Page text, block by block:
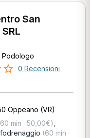
San
Podologo
0 Recensioni
Oppeano (VR)
min · 50,00€)
(60 min ·